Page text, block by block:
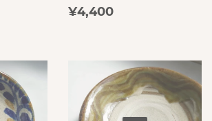
定
¥4,400